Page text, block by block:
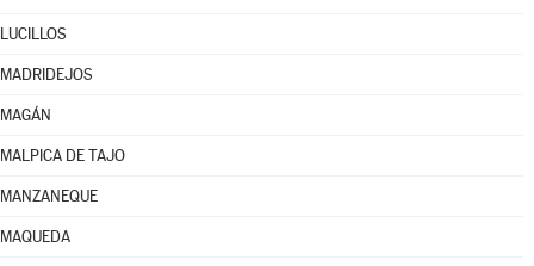
LUCILLOS
MADRIDEJOS
MAGÁN
MALPICA DE TAJO
MANZANEQUE
MAQUEDA